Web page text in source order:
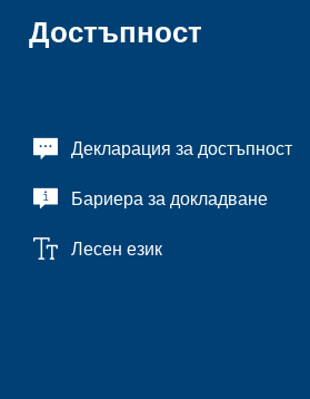
Достъпност
Декларация за достъпност
Бариера за докладване
Лесен език